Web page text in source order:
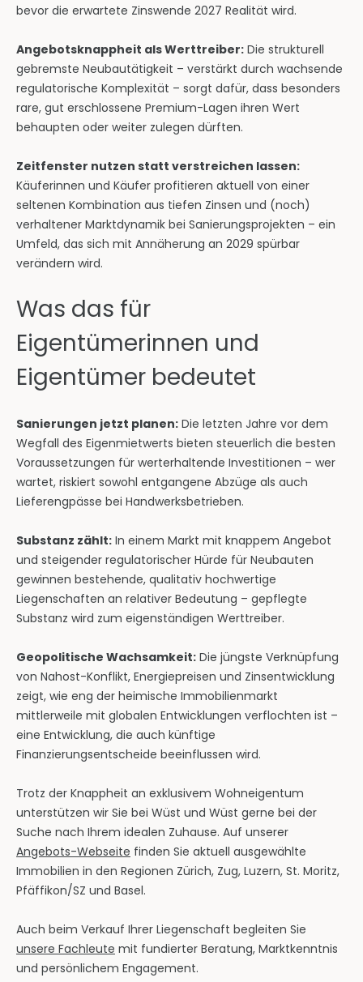
bevor die erwartete Zinswende 2027 Realität wird.
Angebotsknappheit als Werttreiber: Die strukturell
gebremste Neubautätigkeit – verstärkt durch wachsende
regulatorische Komplexität – sorgt dafür, dass besonders
rare, gut erschlossene Premium-Lagen ihren Wert
behaupten oder weiter zulegen dürften.
Zeitfenster nutzen statt verstreichen lassen:
Käuferinnen und Käufer profitieren aktuell von einer
seltenen Kombination aus tiefen Zinsen und (noch)
verhaltener Marktdynamik bei Sanierungsprojekten – ein
Umfeld, das sich mit Annäherung an 2029 spürbar
verändern wird.
Was das für
Eigentümerinnen und
Eigentümer bedeutet
Sanierungen jetzt planen: Die letzten Jahre vor dem
Wegfall des Eigenmietwerts bieten steuerlich die besten
Voraussetzungen für werterhaltende Investitionen – wer
wartet, riskiert sowohl entgangene Abzüge als auch
Lieferengpässe bei Handwerksbetrieben.
Substanz zählt: In einem Markt mit knappem Angebot
und steigender regulatorischer Hürde für Neubauten
gewinnen bestehende, qualitativ hochwertige
Liegenschaften an relativer Bedeutung – gepflegte
Substanz wird zum eigenständigen Werttreiber.
Geopolitische Wachsamkeit: Die jüngste Verknüpfung
von Nahost-Konflikt, Energiepreisen und Zinsentwicklung
zeigt, wie eng der heimische Immobilienmarkt
mittlerweile mit globalen Entwicklungen verflochten ist –
eine Entwicklung, die auch künftige
Finanzierungsentscheide beeinflussen wird.
Trotz der Knappheit an exklusivem Wohneigentum
unterstützen wir Sie bei Wüst und Wüst gerne bei der
Suche nach Ihrem idealen Zuhause. Auf unserer
Angebots-Webseite finden Sie aktuell ausgewählte
Immobilien in den Regionen Zürich, Zug, Luzern, St. Moritz,
Pfäffikon/SZ und Basel.
Auch beim Verkauf Ihrer Liegenschaft begleiten Sie
unsere Fachleute mit fundierter Beratung, Marktkenntnis
und persönlichem Engagement.